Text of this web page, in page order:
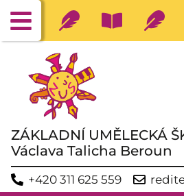
ZÁKLADNÍ UMĚLECKÁ
Václava Talicha Beroun
+420 311 625 559